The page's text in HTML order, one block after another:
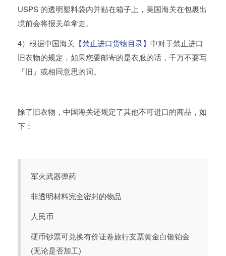
USPS 的透明塑料袋内并贴在箱子上，美国海关在包裹出
境前会将报关单拿走。
4）根据中国海关 【禁止进口货物目录】 中对于禁止进口
旧衣物的规定，如果您要邮寄的是衣服的话，千万不要写
『旧』或相同意思的词。
除了旧衣物，中国海关还规定了其他不可进口的商品，如
下：
军火武器弹药
非透明材料完全密封的物品
人民币
硬币钞票可兑换有价证卷旅行支票黄金白银铂金
(无论是否加工)